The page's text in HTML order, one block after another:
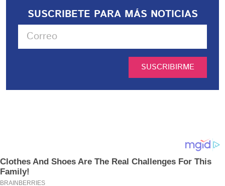
SUSCRIBETE PARA MÁS NOTICIAS
SUSCRIBIRME